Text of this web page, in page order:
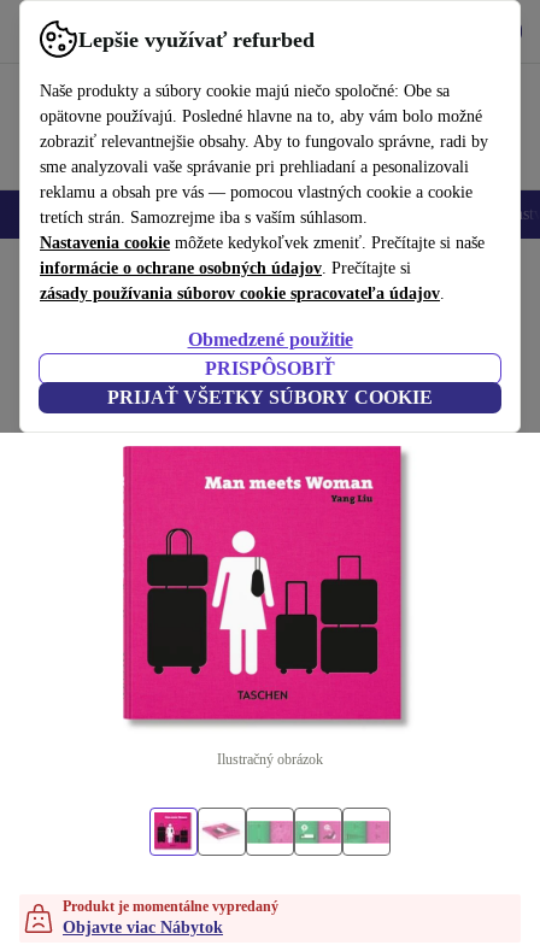
Lepšie využívať refurbed
Naše produkty a súbory cookie majú niečo spoločné: Obe sa
opätovne používajú. Posledné hlavne na to, aby vám bolo možné
zobraziť relevantnejšie obsahy. Aby to fungovalo správne, radi by
sme analyzovali vaše správanie pri prehliadaní a pesonalizovali
reklamu a obsah pre vás — pomocou vlastných cookie a cookie
tretích strán. Samozrejme iba s vaším súhlasom.
Nastavenia cookie môžete kedykoľvek zmeniť. Prečítajte si naše
informácie o ochrane osobných údajov. Prečítajte si
zásady používania súborov cookie spracovateľa údajov.
Obmedzené použitie
PRISPÔSOBIŤ
PRIJAŤ VŠETKY SÚBORY COOKIE
používať refurbed rýchlo a jednoducho
Mobilné telefóny Laptopy Tablety Inteligentné hodinky
Domov Produkty Domácnosť Nábytok
Yang Liu. Man meets Woman
biela
(Zbieranie recenzií)
Ilustračný obrázok
Produkt je momentálne vypredaný
Objavte viac Nábytok